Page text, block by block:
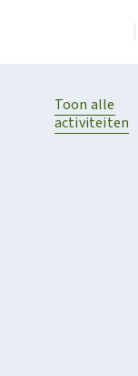
Toon alle
activiteiten